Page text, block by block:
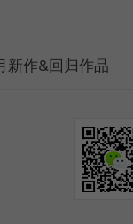
新作&回归作品